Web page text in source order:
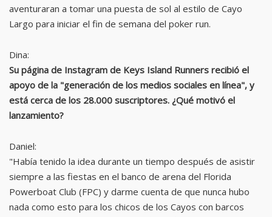
aventuraran a tomar una puesta de sol al estilo de Cayo
Largo para iniciar el fin de semana del poker run.
Dina:
Su página de Instagram de Keys Island Runners recibió el
apoyo de la "generación de los medios sociales en línea", y
está cerca de los 28.000 suscriptores. ¿Qué motivó el
lanzamiento?
Daniel:
"Había tenido la idea durante un tiempo después de asistir
siempre a las fiestas en el banco de arena del Florida
Powerboat Club (FPC) y darme cuenta de que nunca hubo
nada como esto para los chicos de los Cayos con barcos